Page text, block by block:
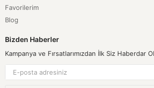
Favorilerim
Blog
Bizden Haberler
Kampanya ve Fırsatlarımızdan İlk Siz Haberdar